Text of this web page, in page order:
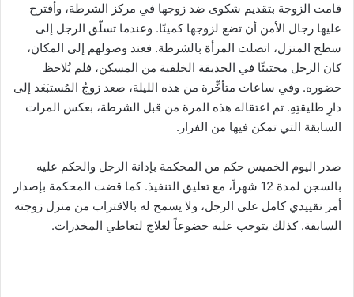
قامت الزوجة بتقديم شكوى ضد زوجها في مركز الشرطة، وأقترح
عليها رجال الأمن أن تضع لزوجها كمينًا. وعندما تسلّق الرجل إلى
سطح المنزل، اتصلت المرأة بالشرطة. فعند وصولهم إلى المكان،
كان الرجل مختبئًا في الحديقة الخلفية من المسكن، فلم يُلاحظ
حضوره. وفي ساعات متأخِّرة من هذه الليلة، صعد زوجُ المُستبَعَد إلى
دارِ طليقتِهِ. تم اعتقاله هذه المرة من قبل الشرطة، بعكس المرات
السابقة التي تمكن فيها من الفرار.
صدر اليوم الخميس حكم من المحكمة بإدانة الرجل والحكم عليه
بالسجن لمدة 12 شهراً، مع تعليق التنفيذ. كما قضت المحكمة بإصدار
أمر تقييدي كامل على الرجل، ولا يسمح له بالاقتراب من منزل زوجته
السابقة. كذلك يتوجب عليه خضوعاً لعلاج لتعاطي المخدرات.